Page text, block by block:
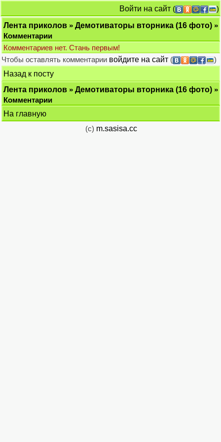
Войти на сайт (
)
Лента приколов » Демотиваторы вторника (16 фото) »
Комментарии
Комментариев нет. Стань первым!
Чтобы оставлять комментарии войдите на сайт (
)
Назад к посту
Лента приколов » Демотиваторы вторника (16 фото) »
Комментарии
На главную
(c) m.sasisa.cc